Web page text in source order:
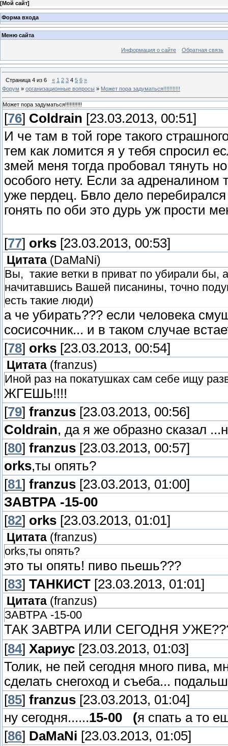
[Мой сайт]
Форма входа
Меню сайта
Информация о сайте Обратная связь
Страница 4 из 6 « 1 2 3 4 5 6 »
Форум » организационные вопросы » Может пора задуматься!!!!!!!!!!!
Может пора задуматься!!!!!!!!!!!
[76] Coldrain [23.03.2013, 00:51]
И че там в той горе такого
тем как ломится я у тебя спросил
змей меня тогда пробовал тянуть
особого нету. Если за адреналином
уже пердец. Бвло дело
гонять по оби это дурь уж прости
[77] orks [23.03.2013, 00:53]
Цитата ( DaMaNi)
Вы, такие ветки в приват по убирали бы,
начитавшись Вашей писанины, точно
есть такие люди)
а че убирать??? если человека
сосисочник... и в таком случае
[78] orks [23.03.2013, 00:54]
Цитата (franzus)
Иной раз на покатушках сам себе ищу
ЖГЕШЬ!!!!
[79] franzus [23.03.2013, 00:56]
Coldrain, да я же образно сказал
[80] franzus [23.03.2013, 00:57]
orks,ты опять?
[81] franzus [23.03.2013, 01:00]
ЗАВТРА -15-00
[82] orks [23.03.2013, 01:01]
Цитата (franzus)
orks,ты опять?
это ты опять! пиво пьешь???
[83] ТАНКИСТ [23.03.2013, 01:01]
Цитата (franzus)
ЗАВТРА -15-00
ТАК ЗАВТРА ИЛИ СЕГОДНЯ
[84] Хариус [23.03.2013, 01:03]
Толик, не пей сегодня много пива,
сделать снегоход и съеба...
[85] franzus [23.03.2013, 01:04]
ну сегодня......15-00 (я спать а то
[86] DaMaNi [23.03.2013, 01:05]